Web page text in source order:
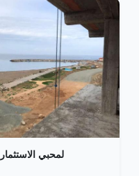
لمحبي الاستثمار